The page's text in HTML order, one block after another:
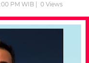
PM WIB | 0Views